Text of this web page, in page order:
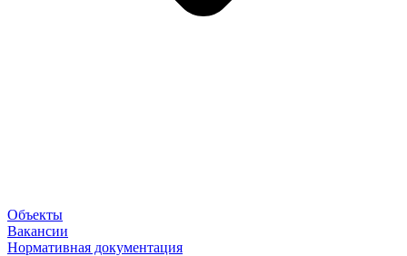
Объекты
Вакансии
Нормативная документация